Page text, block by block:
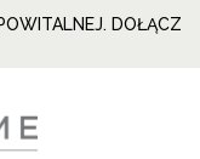
DOŁĄCZ